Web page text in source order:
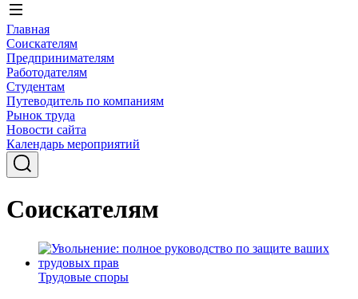
Главная
Соискателям
Предпринимателям
Работодателям
Студентам
Путеводитель по компаниям
Рынок труда
Новости сайта
Календарь мероприятий
Соискателям
Трудовые споры